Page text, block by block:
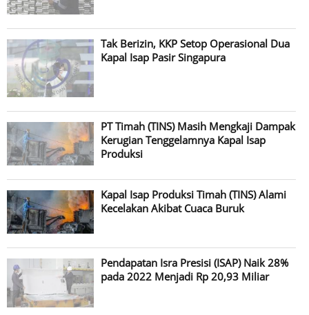
Tak Berizin, KKP Setop Operasional Dua
Kapal Isap Pasir Singapura
PT Timah (TINS) Masih Mengkaji Dampak
Kerugian Tenggelamnya Kapal Isap
Produksi
Kapal Isap Produksi Timah (TINS) Alami
Kecelakan Akibat Cuaca Buruk
Pendapatan Isra Presisi (ISAP) Naik 28%
pada 2022 Menjadi Rp 20,93 Miliar